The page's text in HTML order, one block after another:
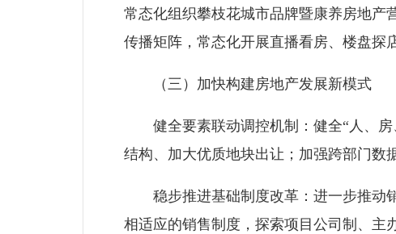
常态化组织攀枝花城市品牌暨康养房地产
传播矩阵，常态化开展直播看房、楼盘探
（三）加快构建房地产发展新模式
健全要素联动调控机制：健全“人、房
结构、加大优质地块出让；加强跨部门数
稳步推进基础制度改革：进一步推动销
相适应的销售制度，探索项目公司制、主